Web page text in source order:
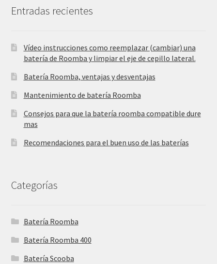
Entradas recientes
Vídeo instrucciones como reemplazar (cambiar) una
batería de Roomba y limpiar el eje de cepillo lateral.
Batería Roomba, ventajas y desventajas
Mantenimiento de batería Roomba
Consejos para que la batería roomba compatible dure
mas
Recomendaciones para el buen uso de las baterías
Categorías
Batería Roomba
Batería Roomba 400
Batería Scooba